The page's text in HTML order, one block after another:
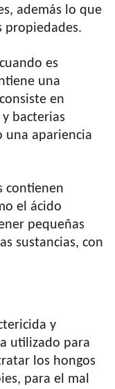
además lo que
propiedades.
es
una
en
bacterias
una apariencia
contienen
el ácido
pequeñas
sustancias, con
y
utilizado para
los hongos
para el mal